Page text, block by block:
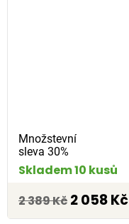
Množstevní
sleva 30%
Skladem 10 kusů
2 389 Kč 2 058 Kč